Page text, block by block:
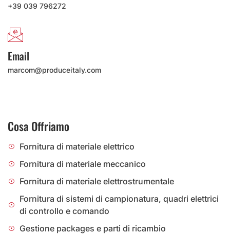
+39 039 796272
Email
marcom@produceitaly.com
Cosa Offriamo
Fornitura di materiale elettrico
Fornitura di materiale meccanico
Fornitura di materiale elettrostrumentale
Fornitura di sistemi di campionatura, quadri elettrici
di controllo e comando
Gestione packages e parti di ricambio